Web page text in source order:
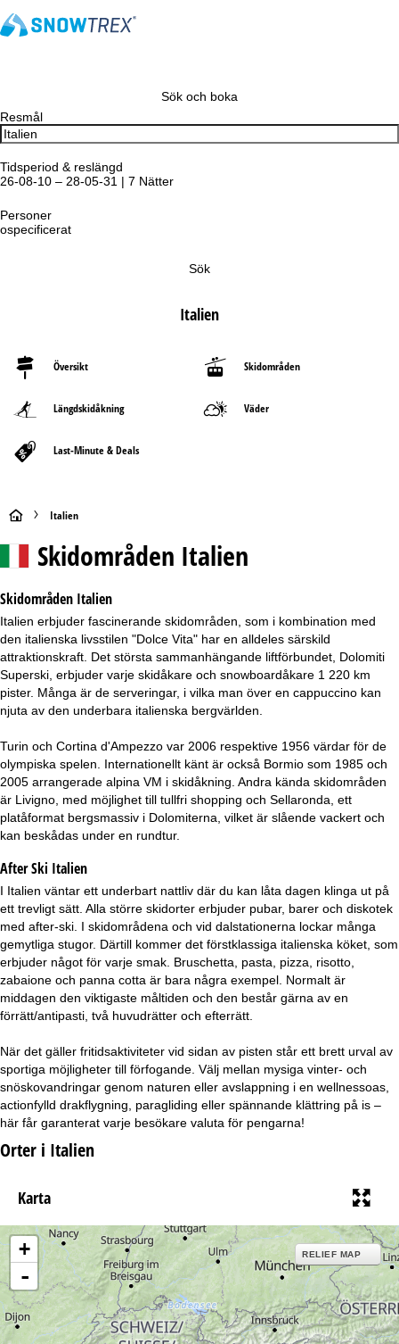
Sök och boka
Resmål
Tidsperiod & reslängd
26-08-10 – 28-05-31 | 7 Nätter
Personer
ospecificerat
Sök
Italien
Översikt Skidområden
Längdskidåkning Väder
Last-Minute & Deals
S
r
t
s
d
a
Italien
Skidområden Italien
Skidområden Italien
Italien erbjuder fascinerande skidområden, som i kombination med
den italienska livsstilen "Dolce Vita" har en alldeles särskild
attraktionskraft. Det största sammanhängande liftförbundet, Dolomiti
Superski, erbjuder varje skidåkare och snowboardåkare 1 220 km
pister. Många är de serveringar, i vilka man över en cappuccino kan
njuta av den underbara italienska bergvärlden.
Turin och Cortina d'Ampezzo var 2006 respektive 1956 värdar för de
olympiska spelen. Internationellt känt är också Bormio som 1985 och
2005 arrangerade alpina VM i skidåkning. Andra kända skidområden
är Livigno, med möjlighet till tullfri shopping och Sellaronda, ett
platåformat bergsmassiv i Dolomiterna, vilket är slående vackert och
kan beskådas under en rundtur.
After Ski Italien
I Italien väntar ett underbart nattliv där du kan låta dagen klinga ut på
ett trevligt sätt. Alla större skidorter erbjuder pubar, barer och diskotek
med after-ski. I skidområdena och vid dalstationerna lockar många
gemytliga stugor. Därtill kommer det förstklassiga italienska köket, som
erbjuder något för varje smak. Bruschetta, pasta, pizza, risotto,
zabaione och panna cotta är bara några exempel. Normalt är
middagen den viktigaste måltiden och den består gärna av en
förrätt/antipasti, två huvudrätter och efterrätt.
När det gäller fritidsaktiviteter vid sidan av pisten står ett brett urval av
sportiga möjligheter till förfogande. Välj mellan mysiga vinter- och
snöskovandringar genom naturen eller avslappning i en wellnessoas,
actionfylld drakflygning, paragliding eller spännande klättring på is –
här får garanterat varje besökare valuta för pengarna!
Orter i Italien
Karta
+
-
RELIEF MAP